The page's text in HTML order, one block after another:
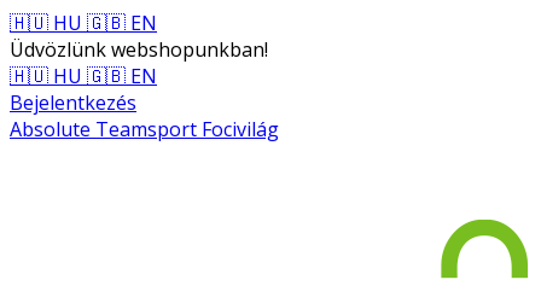
🇭🇺 HU 🇬🇧 EN
Üdvözlünk webshopunkban!
🇭🇺 HU 🇬🇧 EN
Bejelentkezés
Absolute Teamsport Focivilág